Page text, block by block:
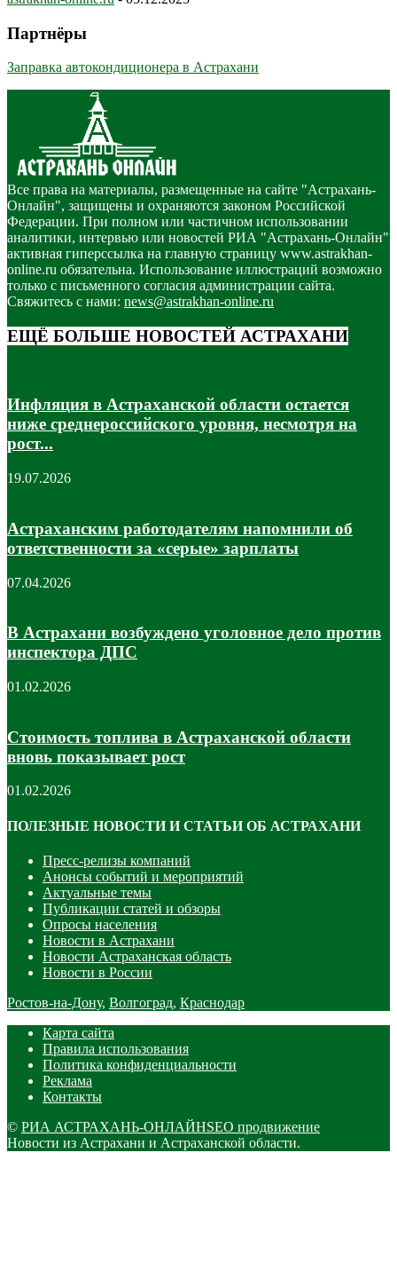
Партнёры
Заправка автокондиционера в Астрахани
Все права на материалы, размещенные на сайте "Астрахань-
Онлайн", защищены и охраняются законом Российской
Федерации. При полном или частичном использовании
аналитики, интервью или новостей РИА "Астрахань-Онлайн"
активная гиперссылка на главную страницу www.astrakhan-
online.ru обязательна. Использование иллюстраций возможно
только с письменного согласия администрации сайта.
Свяжитесь с нами: news@astrakhan-online.ru
ЕЩЁ БОЛЬШЕ НОВОСТЕЙ АСТРАХАНИ
Инфляция в Астраханской области остается
ниже среднероссийского уровня, несмотря на
рост...
19.07.2026
Астраханским работодателям напомнили об
ответственности за «серые» зарплаты
07.04.2026
В Астрахани возбуждено уголовное дело против
инспектора ДПС
01.02.2026
Стоимость топлива в Астраханской области
вновь показывает рост
01.02.2026
ПОЛЕЗНЫЕ НОВОСТИ И СТАТЬИ ОБ АСТРАХАНИ
Пресс-релизы компаний
Анонсы событий и мероприятий
Актуальные темы
Публикации статей и обзоры
Опросы населения
Новости в Астрахани
Новости Астраханская область
Новости в России
Ростов-на-Дону, Волгоград, Краснодар
Карта сайта
Правила использования
Политика конфиденциальности
Реклама
Контакты
© РИА АСТРАХАНЬ-ОНЛАЙНSEO продвижение
Новости из Астрахани и Астраханской области.